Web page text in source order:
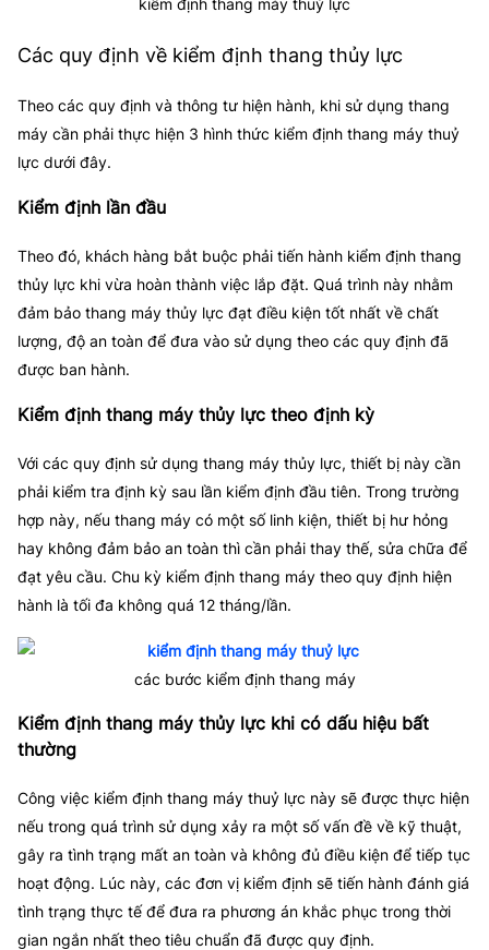
kiểm định thang máy thuỷ lực
Các quy định về kiểm định thang thủy lực
Theo các quy định và thông tư hiện hành, khi sử dụng thang
máy cần phải thực hiện 3 hình thức kiểm định thang máy thuỷ
lực dưới đây.
Kiểm định lần đầu
Theo đó, khách hàng bắt buộc phải tiến hành kiểm định thang
thủy lực khi vừa hoàn thành việc lắp đặt. Quá trình này nhằm
đảm bảo thang máy thủy lực đạt điều kiện tốt nhất về chất
lượng, độ an toàn để đưa vào sử dụng theo các quy định đã
được ban hành.
Kiểm định thang máy thủy lực theo định kỳ
Với các quy định sử dụng thang máy thủy lực, thiết bị này cần
phải kiểm tra định kỳ sau lần kiểm định đầu tiên. Trong trường
hợp này, nếu thang máy có một số linh kiện, thiết bị hư hỏng
hay không đảm bảo an toàn thì cần phải thay thế, sửa chữa để
đạt yêu cầu. Chu kỳ kiểm định thang máy theo quy định hiện
hành là tối đa không quá 12 tháng/lần.
các bước kiểm định thang máy
Kiểm định thang máy thủy lực khi có dấu hiệu bất
thường
Công việc kiểm định thang máy thuỷ lực này sẽ được thực hiện
nếu trong quá trình sử dụng xảy ra một số vấn đề về kỹ thuật,
gây ra tình trạng mất an toàn và không đủ điều kiện để tiếp tục
hoạt động. Lúc này, các đơn vị kiểm định sẽ tiến hành đánh giá
tình trạng thực tế để đưa ra phương án khắc phục trong thời
gian ngắn nhất theo tiêu chuẩn đã được quy định.